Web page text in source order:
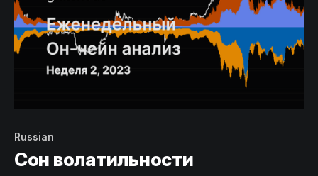
Russian
Cон волатильности